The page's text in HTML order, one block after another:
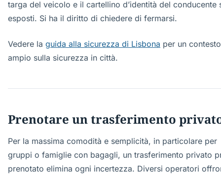
targa del veicolo e il cartellino d’identità del conducente
esposti. Si ha il diritto di chiedere di fermarsi.
Vedere la guida alla sicurezza di Lisbona per un
ampio sulla sicurezza in città.
Prenotare un trasferimento
Per la massima comodità e semplicità, in particolare per
gruppi o famiglie con bagagli, un trasferimento privato
prenotato elimina ogni incertezza. Diversi operatori